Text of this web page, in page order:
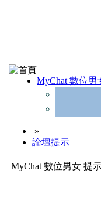
MyChat 數位男
»
論壇提示
MyChat 數位男女 提